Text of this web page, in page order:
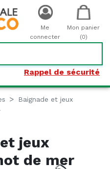
Rappel de sécurité
Me
connecter
Mon panier
(0)
Baignade et jeux
jeux
de mer